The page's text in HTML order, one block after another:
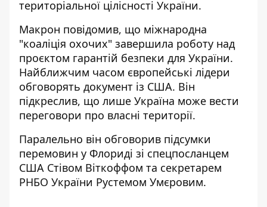
територіальної цілісності України.
Макрон повідомив, що міжнародна
"коаліція охочих" завершила роботу над
проєктом гарантій безпеки для України.
Найближчим часом європейські лідери
обговорять документ із США. Він
підкреслив, що лише Україна може вести
переговори про власні території.
Паралельно він обговорив підсумки
перемовин у Флориді зі спецпосланцем
США Стівом Віткоффом та секретарем
РНБО України Рустемом Умєровим.